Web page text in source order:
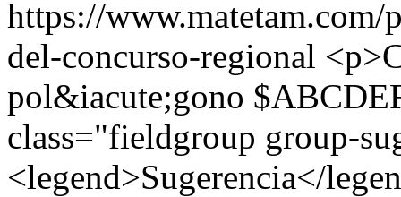
https://www.matetam.com/
del-concurso-regional
pol&iacute;gono
class="fieldgroup group-
<legend>Sugerencia</